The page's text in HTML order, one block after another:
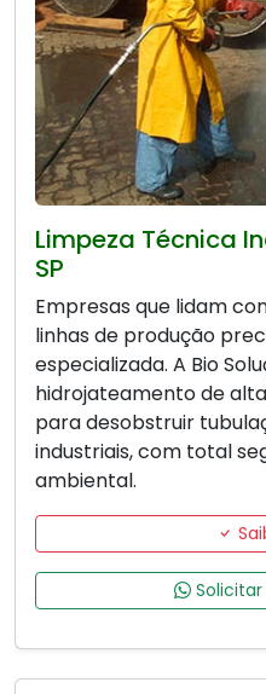
Limpeza Técnica
SP
Empresas que lidam
linhas de produção
especializada. A Bio
hidrojateamento de
para desobstruir
industriais, com total
ambiental.